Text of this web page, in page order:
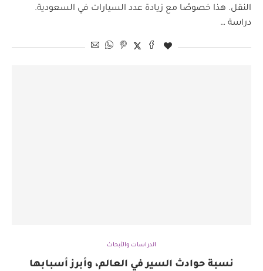
النقل. هذا خصوصًا مع زيادة عدد السيارات في السعودية.
دراسة …
الدراسات والأبحاث
نسبة حوادث السير في العالم، وأبرز أسبابها